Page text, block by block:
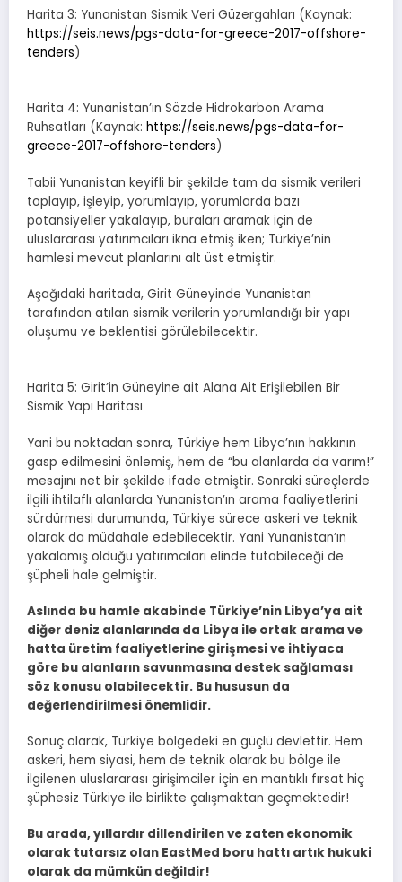
Harita 3: Yunanistan Sismik Veri Güzergahları (Kaynak:
https://seis.news/pgs-data-for-greece-2017-offshore-
tenders)
Harita 4: Yunanistan’ın Sözde Hidrokarbon Arama
Ruhsatları (Kaynak: https://seis.news/pgs-data-for-
greece-2017-offshore-tenders)
Tabii Yunanistan keyifli bir şekilde tam da sismik verileri
toplayıp, işleyip, yorumlayıp, yorumlarda bazı
potansiyeller yakalayıp, buraları aramak için de
uluslararası yatırımcıları ikna etmiş iken; Türkiye’nin
hamlesi mevcut planlarını alt üst etmiştir.
Aşağıdaki haritada, Girit Güneyinde Yunanistan
tarafından atılan sismik verilerin yorumlandığı bir yapı
oluşumu ve beklentisi görülebilecektir.
Harita 5: Girit’in Güneyine ait Alana Ait Erişilebilen Bir
Sismik Yapı Haritası
Yani bu noktadan sonra, Türkiye hem Libya’nın hakkının
gasp edilmesini önlemiş, hem de “bu alanlarda da varım!”
mesajını net bir şekilde ifade etmiştir. Sonraki süreçlerde
ilgili ihtilaflı alanlarda Yunanistan’ın arama faaliyetlerini
sürdürmesi durumunda, Türkiye sürece askeri ve teknik
olarak da müdahale edebilecektir. Yani Yunanistan’ın
yakalamış olduğu yatırımcıları elinde tutabileceği de
şüpheli hale gelmiştir.
Aslında bu hamle akabinde Türkiye’nin Libya’ya ait
diğer deniz alanlarında da Libya ile ortak arama ve
hatta üretim faaliyetlerine girişmesi ve ihtiyaca
göre bu alanların savunmasına destek sağlaması
söz konusu olabilecektir. Bu hususun da
değerlendirilmesi önemlidir.
Sonuç olarak, Türkiye bölgedeki en güçlü devlettir. Hem
askeri, hem siyasi, hem de teknik olarak bu bölge ile
ilgilenen uluslararası girişimciler için en mantıklı fırsat hiç
şüphesiz Türkiye ile birlikte çalışmaktan geçmektedir!
Bu arada, yıllardır dillendirilen ve zaten ekonomik
olarak tutarsız olan EastMed boru hattı artık hukuki
olarak da mümkün değildir!